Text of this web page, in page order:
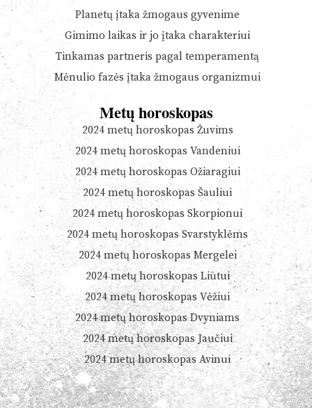
Planetų įtaka žmogaus gyvenime
Gimimo laikas ir jo įtaka charakteriui
Tinkamas partneris pagal temperamentą
Mėnulio fazės įtaka žmogaus organizmui
Metų horoskopas
2024 metų horoskopas Žuvims
2024 metų horoskopas Vandeniui
2024 metų horoskopas Ožiaragiui
2024 metų horoskopas Šauliui
2024 metų horoskopas Skorpionui
2024 metų horoskopas Svarstyklėms
2024 metų horoskopas Mergelei
2024 metų horoskopas Liūtui
2024 metų horoskopas Vėžiui
2024 metų horoskopas Dvyniams
2024 metų horoskopas Jaučiui
2024 metų horoskopas Avinui